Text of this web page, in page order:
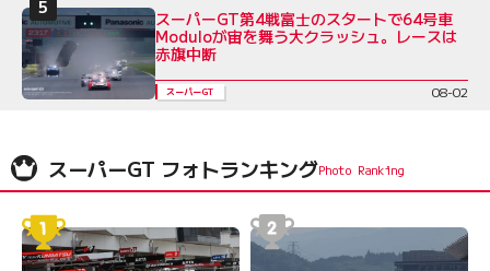
スーパーGT第4戦富士のスタートで64号車
Moduloが宙を舞う大クラッシュ。レースは
赤旗中断
スーパーGT 08-02
スーパーGT フォトランキング